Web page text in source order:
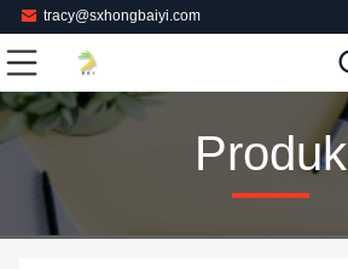
tracy@sxhongbaiyi.com
Produk